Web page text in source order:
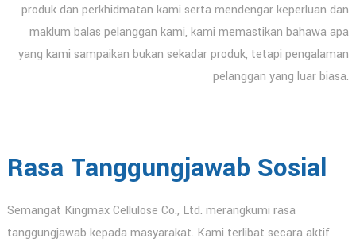
produk dan perkhidmatan kami serta mendengar keperluan dan
maklum balas pelanggan kami, kami memastikan bahawa apa
yang kami sampaikan bukan sekadar produk, tetapi pengalaman
pelanggan yang luar biasa.
Rasa Tanggungjawab Sosial
Semangat Kingmax Cellulose Co., Ltd. merangkumi rasa
tanggungjawab kepada masyarakat. Kami terlibat secara aktif